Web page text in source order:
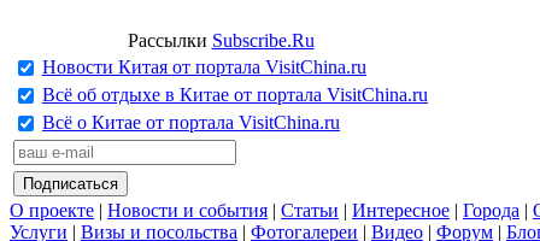
Рассылки Subscribe.Ru
Новости Китая от портала VisitChina.ru
Всё об отдыхе в Китае от портала VisitChina.ru
Всё о Китае от портала VisitChina.ru
О проекте | Новости и события | Статьи | Интересное | Города |
Услуги | Визы и посольства | Фотогалереи | Видео | Форум |